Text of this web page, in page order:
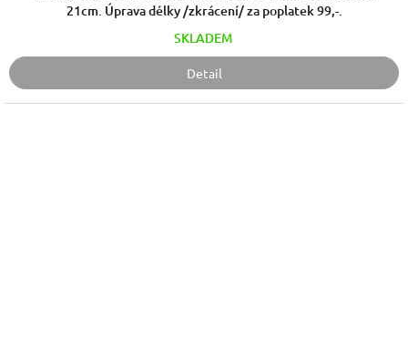
21cm. Úprava délky /zkrácení/ za poplatek 99,-.
SKLADEM
Detail